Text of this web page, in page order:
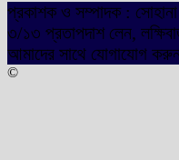
প্রকাশক ও সম্পাদক :
৩/১৩ প্রতাপদাশ লেন,
আমাদের সাথে যোগাযোগ
©